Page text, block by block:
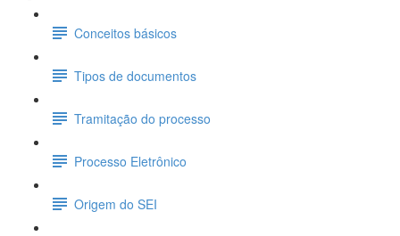
Conceitos básicos
Tipos de documentos
Tramitação do processo
Processo Eletrônico
Origem do SEI